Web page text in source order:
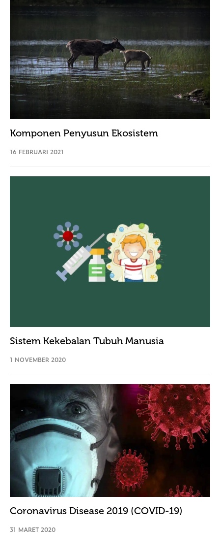
Komponen Penyusun Ekosistem
16 FEBRUARI 2021
Sistem Kekebalan Tubuh Manusia
1 NOVEMBER 2020
Coronavirus Disease 2019 (COVID-19)
31 MARET 2020